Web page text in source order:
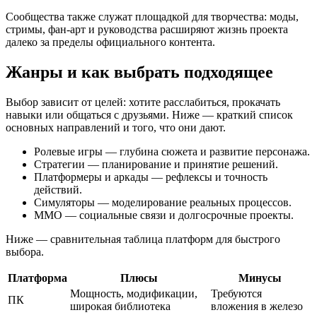
Сообщества также служат площадкой для творчества: моды,
стримы, фан-арт и руководства расширяют жизнь проекта
далеко за пределы официального контента.
Жанры и как выбрать подходящее
Выбор зависит от целей: хотите расслабиться, прокачать
навыки или общаться с друзьями. Ниже — краткий список
основных направлений и того, что они дают.
Ролевые игры — глубина сюжета и развитие персонажа.
Стратегии — планирование и принятие решений.
Платформеры и аркады — рефлексы и точность
действий.
Симуляторы — моделирование реальных процессов.
ММО — социальные связи и долгосрочные проекты.
Ниже — сравнительная таблица платформ для быстрого
выбора.
Платформа Плюсы
Минусы
ПК
Мощность, модификации,
широкая библиотека
Требуются
вложения в железо